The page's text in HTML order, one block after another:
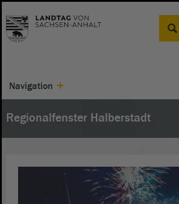
Suche
Navigation
Regionalfenster Halberstadt